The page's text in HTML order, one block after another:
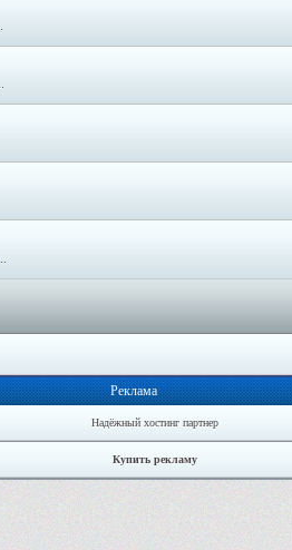
Реклама
Надёжный хостинг партнер
Купить рекламу